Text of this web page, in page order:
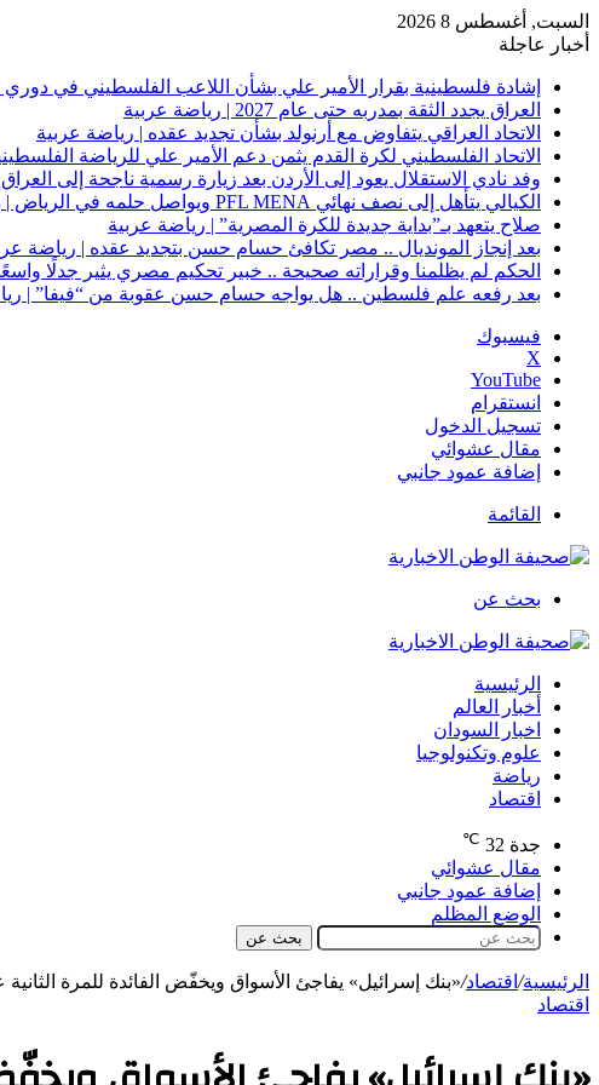
السبت, أغسطس 8 2026
أخبار عاجلة
إشادة فلسطينية بقرار الأمير علي بشأن اللاعب الفلسطيني في دوري
العراق يجدد الثقة بمدربه حتى عام 2027 | رياضة عربية
الاتحاد العراقي يتفاوض مع أرنولد بشأن تجديد عقده | رياضة عربية
الاتحاد الفلسطيني لكرة القدم يثمن دعم الأمير علي للرياضة
وفد نادي الاستقلال يعود إلى الأردن بعد زيارة رسمية ناجحة إلى
الكيالي يتأهل إلى نصف نهائي PFL MENA ويواصل حلمه في الرياض | رياضة عربية
صلاح يتعهد بـ”بداية جديدة للكرة المصرية” | رياضة عربية
بعد إنجاز المونديال .. مصر تكافئ حسام حسن بتجديد عقده | رياضة
الحكم لم يظلمنا وقراراته صحيحة .. خبير تحكيم مصري يثير جدلًا
بعد رفعه علم فلسطين .. هل يواجه حسام حسن عقوبة من “فيفا” |
فيسبوك
‫X
‫YouTube
انستقرام
تسجيل الدخول
مقال عشوائي
إضافة عمود جانبي
القائمة
بحث عن
الرئيسية
أخبار العالم
اخبار السودان
علوم وتكنولوجيا
رياضة
اقتصاد
جدة 32
℃
مقال عشوائي
إضافة عمود جانبي
الوضع المظلم
بحث عن
الرئيسية/ اقتصاد/«بنك إسرائيل» يفاجئ الأسواق ويخفّض الفائدة للمرة الثانية
اقتصاد